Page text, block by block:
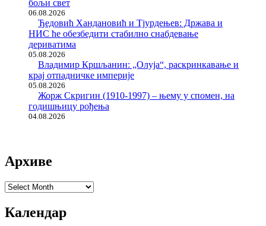
бољи свет
06.08.2026
Ђедовић Хандановић и Тјурдењев: Држава и
НИС ће обезбедити стабилно снабдевање
дериватима
05.08.2026
Владимир Кршљанин: „Олуја“, раскринкавање и
крај отпадничке империје
05.08.2026
Жорж Скригин (1910-1997) – њему у спомен, на
годишњицу рођења
04.08.2026
Архиве
Архиве
Календар